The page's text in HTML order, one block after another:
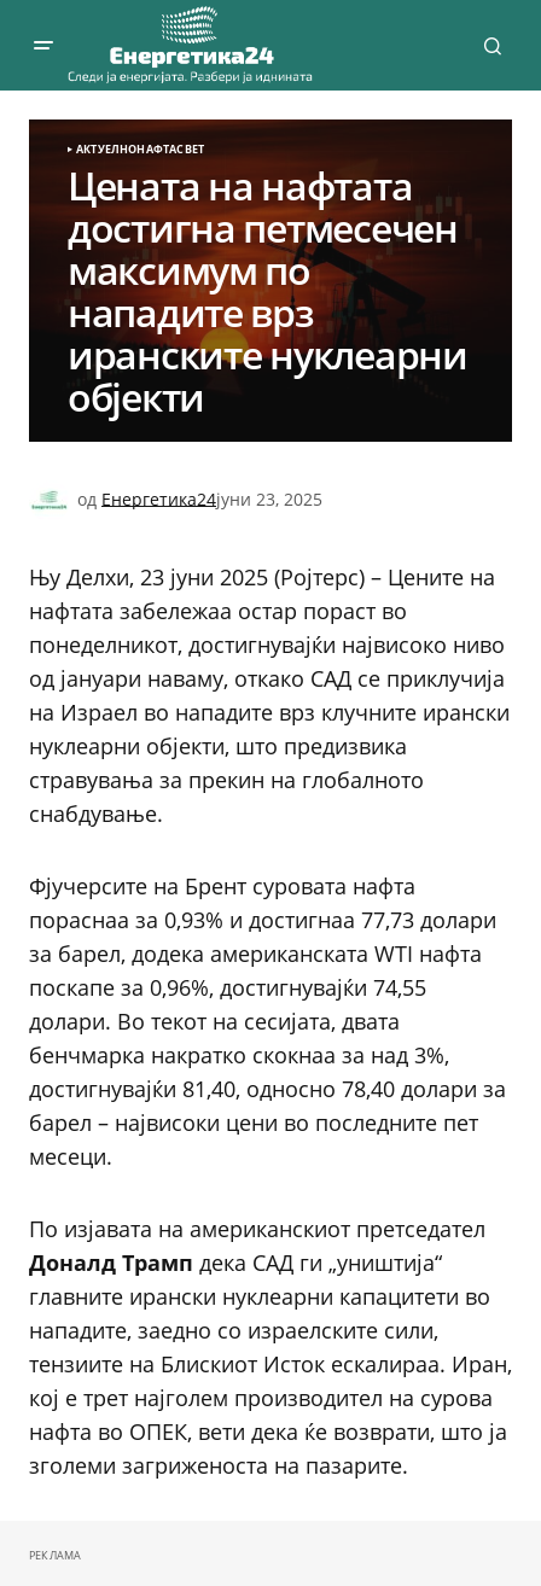
АКТУЕЛНОНАФТАСВЕТ
Цената на нафтата
достигна петмесечен
максимум по
нападите врз
иранските нуклеарни
објекти
од Енергетика24јуни 23, 2025
Њу Делхи, 23 јуни 2025 (Ројтерс) – Цените на
нафтата забележаа остар пораст во
понеделникот, достигнувајќи највисоко ниво
од јануари наваму, откако САД се приклучија
на Израел во нападите врз клучните ирански
нуклеарни објекти, што предизвика
стравувања за прекин на глобалното
снабдување.
Фјучерсите на Брент суровата нафта
пораснаа за 0,93% и достигнаа 77,73 долари
за барел, додека американската WTI нафта
поскапе за 0,96%, достигнувајќи 74,55
долари. Во текот на сесијата, двата
бенчмарка накратко скокнаа за над 3%,
достигнувајќи 81,40, односно 78,40 долари за
барел – највисоки цени во последните пет
месеци.
По изјавата на американскиот претседател
Доналд Трамп дека САД ги „уништија“
главните ирански нуклеарни капацитети во
нападите, заедно со израелските сили,
тензиите на Блискиот Исток ескалираа. Иран,
кој е трет најголем производител на сурова
нафта во ОПЕК, вети дека ќе возврати, што ја
зголеми загриженоста на пазарите.
РЕКЛАМА